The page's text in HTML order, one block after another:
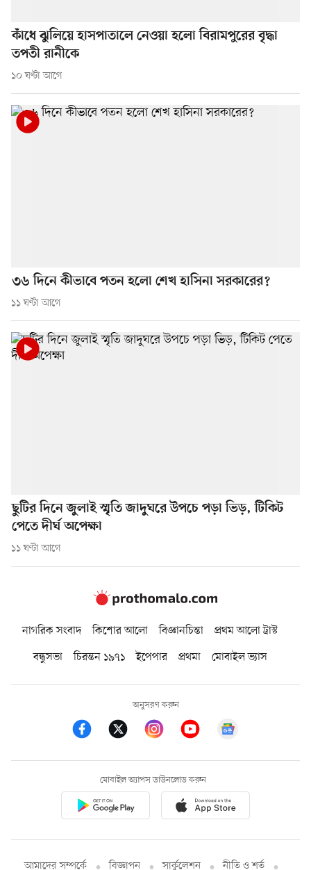
কাঁধে ঝুলিয়ে হাসপাতালে নেওয়া হলো বিরামপুরের বৃদ্ধা
তপতী রানীকে
১০ ঘণ্টা আগে
৩৬ দিনে কীভাবে পতন হলো শেখ হাসিনা সরকারের?
১১ ঘণ্টা আগে
ছুটির দিনে জুলাই স্মৃতি জাদুঘরে উপচে পড়া ভিড়, টিকিট
পেতে দীর্ঘ অপেক্ষা
১১ ঘণ্টা আগে
নাগরিক সংবাদ কিশোর আলো বিজ্ঞানচিন্তা
প্রথম আলো ট্রাস্ট
বন্ধুসভা
চিরন্তন ১৯৭১ ইপেপার প্রথমা মোবাইল ভ্যাস
অনুসরণ করুন
মোবাইল অ্যাপস ডাউনলোড করুন
আমাদের সম্পর্কে বিজ্ঞাপন সার্কুলেশন নীতি ও শর্ত